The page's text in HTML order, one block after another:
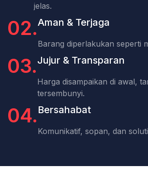
jelas.
02.Aman & Terjaga
Barang diperlakukan seperti
03.Jujur & Transparan
Harga disampaikan di awal,
tersembunyi.
04. Bersahabat
Komunikatif, sopan, dan